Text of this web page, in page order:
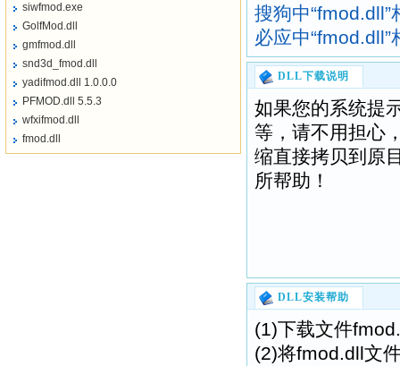
搜狗中“fmod.dll”
必应中“fmod.dll”
DLL下载说明
如果您的系统提
等，请不用担心
缩直接拷贝到原
所帮助！
DLL安装帮助
(1)下载文件
(2)将fmod.dll文
siwfmod.exe
GolfMod.dll
gmfmod.dll
snd3d_fmod.dll
yadifmod.dll 1.0.0.0
PFMOD.dll 5.5.3
wfxifmod.dll
fmod.dll